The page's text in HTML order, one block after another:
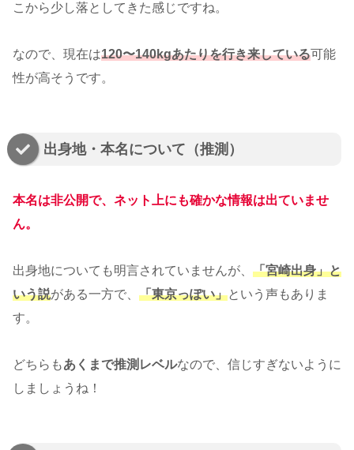
こから少し落としてきた感じですね。
なので、現在は120〜140kgあたりを行き来している可能
性が高そうです。
出身地・本名について（推測）
本名は非公開で、ネット上にも確かな情報は出ていませ
ん。
出身地についても明言されていませんが、 「宮崎出身」と
いう説がある一方で、 「東京っぽい」という声もありま
す。
どちらもあくまで推測レベルなので、信じすぎないように
しましょうね！